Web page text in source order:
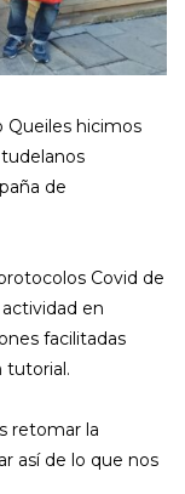
Queiles hicimos
de
Covid de
en
facilitadas
tutorial.
retomar la
así de lo que nos